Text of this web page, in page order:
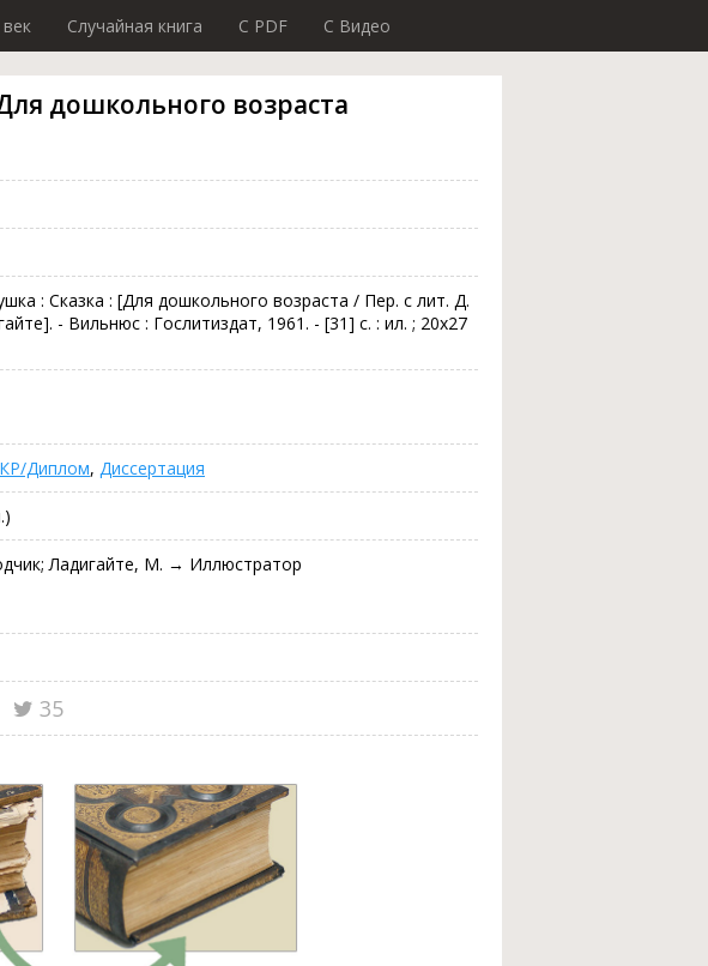
Случайная книга C PDF C Видео
дошкольного возраста
: Сказка : [Для дошкольного возраста / Пер. с лит. Д.
- Вильнюс : Гослитиздат, 1961. - [31] с. : ил. ; 20х27
Диплом, Диссертация
Ладигайте, М. → Иллюстратор
35